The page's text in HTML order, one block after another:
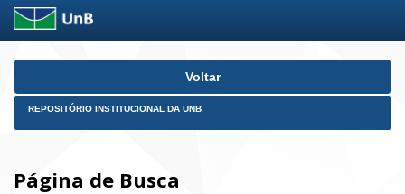
Skip
Voltar
REPOSITÓRIO INSTITUCIONAL DA UNB
Página de Busca